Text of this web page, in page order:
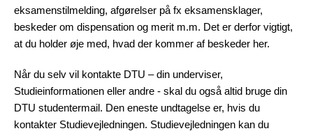
eksamenstilmelding, afgørelser på fx eksamensklager,
beskeder om dispensation og merit m.m. Det er derfor vigtigt,
at du holder øje med, hvad der kommer af beskeder her.
Når du selv vil kontakte DTU – din underviser,
Studieinformationen eller andre - skal du også altid bruge din
DTU studentermail. Den eneste undtagelse er, hvis du
kontakter Studievejledningen. Studievejledningen kan du